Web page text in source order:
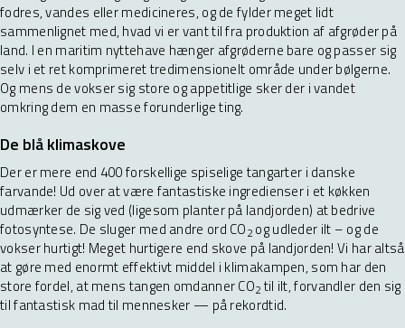
fodres, vandes eller medicineres, og de fylder meget lidt
sammenlignet med, hvad vi er vant til fra produktion af afgrøder på
land. I en maritim nyttehave hænger afgrøderne bare og passer sig
selv i et ret komprimeret tredimensionelt område under bølgerne.
Og mens de vokser sig store og appetitlige sker der i vandet
omkring dem en masse forunderlige ting.
De blå klimaskove
Der er mere end 400 forskellige spiselige tangarter i danske
farvande! Ud over at være fantastiske ingredienser i et køkken
udmærker de sig ved (ligesom planter på landjorden) at bedrive
fotosyntese. De sluger med andre ord CO2 og udleder ilt – og de
vokser hurtigt! Meget hurtigere end skove på landjorden! Vi har altså
at gøre med enormt effektivt middel i klimakampen, som har den
store fordel, at mens tangen omdanner CO2 til ilt, forvandler den sig
til fantastisk mad til mennesker — på rekordtid.